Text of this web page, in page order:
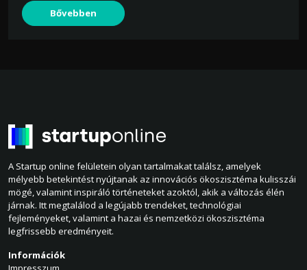
Bővebben
A Startup online felületein olyan tartalmakat találsz, amelyek
mélyebb betekintést nyújtanak az innovációs ökoszisztéma kulisszái
mögé, valamint inspiráló történeteket azoktól, akik a változás élén
járnak. Itt megtalálod a legújabb trendeket, technológiai
fejleményeket, valamint a hazai és nemzetközi ökoszisztéma
legfrissebb eredményeit.
Információk